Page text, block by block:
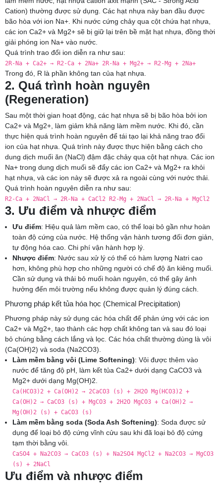
Cation) thường được sử dụng. Các hạt nhựa này ban đầu được
bão hòa với ion Na+. Khi nước cứng chảy qua cột chứa hạt nhựa,
các ion Ca2+ và Mg2+ sẽ bị giữ lại trên bề mặt hạt nhựa, đồng thời
giải phóng ion Na+ vào nước.
Quá trình trao đổi ion diễn ra như sau:
2R-Na + Ca2+ → R2-Ca + 2Na+ 2R-Na + Mg2+ → R2-Mg + 2Na+
Trong đó, R là phần không tan của hạt nhựa.
2. Quá trình hoàn nguyên
(Regeneration)
Sau một thời gian hoạt động, các hạt nhựa sẽ bị bão hòa bởi ion
Ca2+ và Mg2+, làm giảm khả năng làm mềm nước. Khi đó, cần
thực hiện quá trình hoàn nguyên để tái tạo lại khả năng trao đổi
ion của hạt nhựa. Quá trình này được thực hiện bằng cách cho
dung dịch muối ăn (NaCl) đậm đặc chảy qua cột hạt nhựa. Các ion
Na+ trong dung dịch muối sẽ đẩy các ion Ca2+ và Mg2+ ra khỏi
hạt nhựa, và các ion này sẽ được xả ra ngoài cùng với nước thải.
Quá trình hoàn nguyên diễn ra như sau:
R2-Ca + 2NaCl → 2R-Na + CaCl2 R2-Mg + 2NaCl → 2R-Na + MgCl2
3. Ưu điểm và nhược điểm
Ưu điểm: Hiệu quả làm mềm cao, có thể loại bỏ gần như hoàn
toàn độ cứng của nước. Hệ thống vận hành tương đối đơn giản,
tự động hóa cao. Chi phí vận hành hợp lý.
Nhược điểm: Nước sau xử lý có thể có hàm lượng Natri cao
hơn, không phù hợp cho những người có chế độ ăn kiêng muối.
Cần sử dụng và thải bỏ muối hoàn nguyên, có thể gây ảnh
hưởng đến môi trường nếu không được quản lý đúng cách.
Phương pháp kết tủa hóa học (Chemical Precipitation)
Phương pháp này sử dụng các hóa chất để phản ứng với các ion
Ca2+ và Mg2+, tạo thành các hợp chất không tan và sau đó loại
bỏ chúng bằng cách lắng và lọc. Các hóa chất thường dùng là vôi
(Ca(OH)2) và soda (Na2CO3).
Làm mềm bằng vôi (Lime Softening): Vôi được thêm vào
nước để tăng độ pH, làm kết tủa Ca2+ dưới dạng CaCO3 và
Mg2+ dưới dạng Mg(OH)2.
Ca(HCO3)2 + Ca(OH)2 → 2CaCO3 (s) + 2H2O Mg(HCO3)2 +
Ca(OH)2 → CaCO3 (s) + MgCO3 + 2H2O MgCO3 + Ca(OH)2 →
Mg(OH)2 (s) + CaCO3 (s)
Làm mềm bằng soda (Soda Ash Softening): Soda được sử
dụng để loại bỏ độ cứng vĩnh cửu sau khi đã loại bỏ độ cứng
tạm thời bằng vôi.
CaSO4 + Na2CO3 → CaCO3 (s) + Na2SO4 MgCl2 + Na2CO3 → MgCO3
(s) + 2NaCl
Ưu điểm và nhược điểm